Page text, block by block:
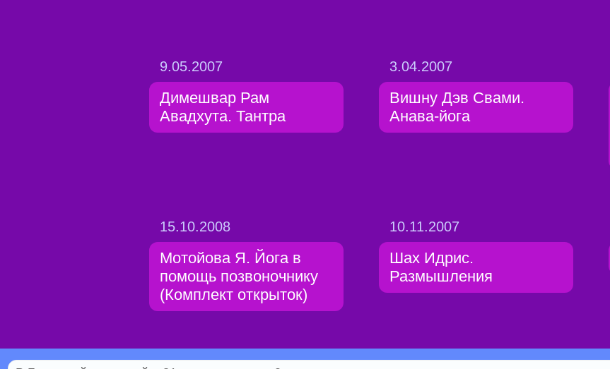
9.05.2007
Димешвар Рам
Авадхута. Тантра
3.04.2007
Вишну Дэв Свами.
Анава-йога
15.10.2008
Мотойова Я. Йога в
помощь позвоночнику
(Комплект открыток)
10.11.2007
Шах Идрис.
Размышления